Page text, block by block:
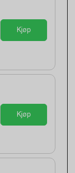
Kjøp
Kjøp